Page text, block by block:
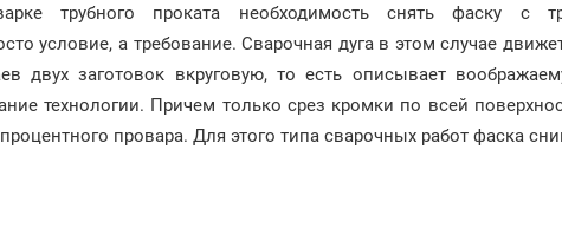
трубного проката необходимость снять фаску с
условие, а требование. Сварочная дуга в этом случае
двух заготовок вкруговую, то есть описывает
технологии. Причем только срез кромки по всей
провара. Для этого типа сварочных работ фаска